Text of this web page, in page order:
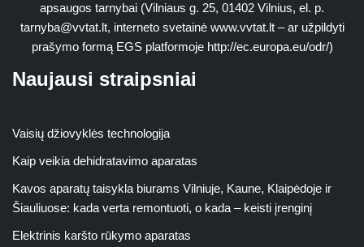
apsaugos tarnybai (Vilniaus g. 25, 01402 Vilnius, el. p.
tarnyba@vvtat.lt, interneto svetainė www.vvtat.lt – ar užpildyti
prašymo formą EGS platformoje http://ec.europa.eu/odr/)
Naujausi straipsniai
Vaisių džiovyklės technologija
Kaip veikia dehidratavimo aparatas
Kavos aparatų taisykla biurams Vilniuje, Kaune, Klaipėdoje ir
Šiauliuose: kada verta remontuoti, o kada – keisti įrenginį
Elektrinis karšto rūkymo aparatas